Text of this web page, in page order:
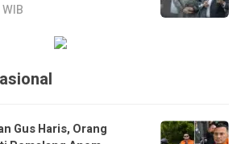
Gus Haris, Orang